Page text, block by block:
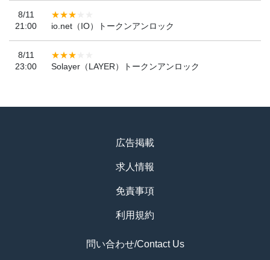
8/11
21:00
io.net（IO）トークンアンロック
8/11
23:00
Solayer（LAYER）トークンアンロック
広告掲載
求人情報
免責事項
利用規約
問い合わせ/Contact Us